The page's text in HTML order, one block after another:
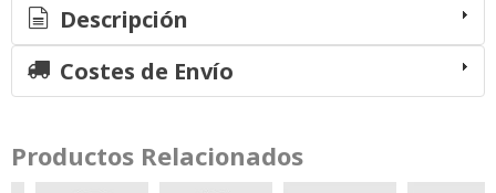
Descripción
Costes de Envío
Productos Relacionados